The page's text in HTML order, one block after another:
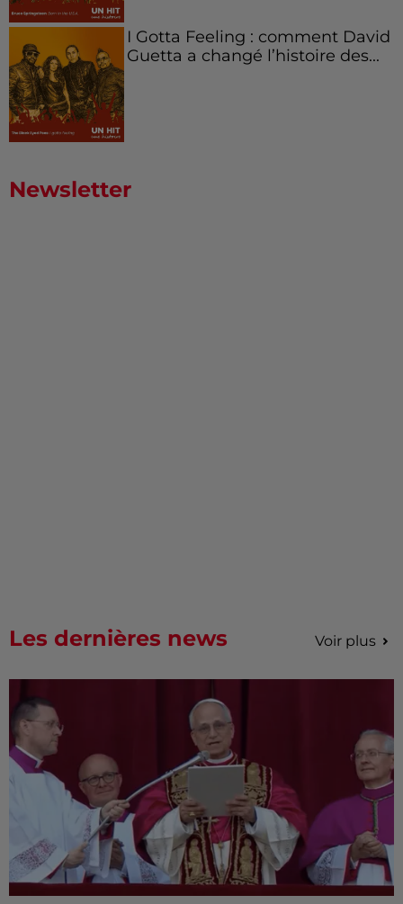
I Gotta Feeling : comment David
Guetta a changé l’histoire des...
Newsletter
Les dernières news Voir plus